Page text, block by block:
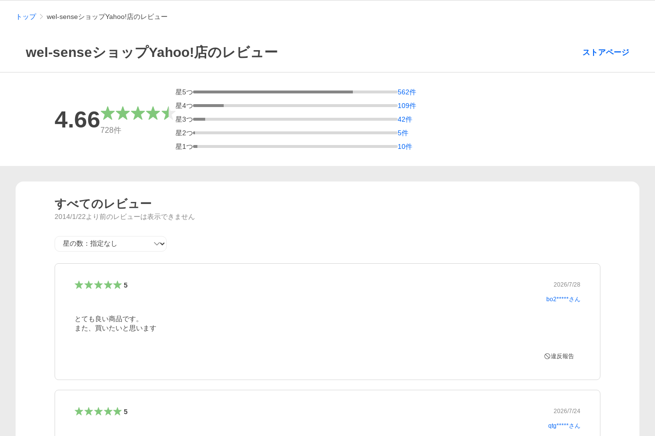
トップ wel-senseショップYahoo!店のレビュー
wel-senseショップYahoo!店のレビュー ストアページ
総合評価
4.66728件
星5つ 562件
星4つ 109件
星3つ 42件
星2つ 5件
星1つ 10件
すべてのレビュー
2014/1/22より前のレビューは表示できません
星の数
5 2026/7/28
bo2*****さん
とても良い商品です。
また、買いたいと思います
違反報告
5 2026/7/24
qtg*****さん